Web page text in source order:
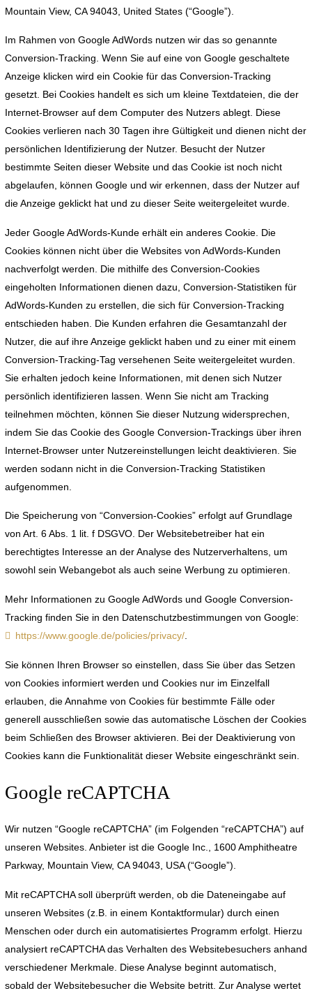
Mountain View, CA 94043, United States (“Google”).
Im Rahmen von Google AdWords nutzen wir das so genannte
Conversion-Tracking. Wenn Sie auf eine von Google geschaltete
Anzeige klicken wird ein Cookie für das Conversion-Tracking
gesetzt. Bei Cookies handelt es sich um kleine Textdateien, die der
Internet-Browser auf dem Computer des Nutzers ablegt. Diese
Cookies verlieren nach 30 Tagen ihre Gültigkeit und dienen nicht der
persönlichen Identifizierung der Nutzer. Besucht der Nutzer
bestimmte Seiten dieser Website und das Cookie ist noch nicht
abgelaufen, können Google und wir erkennen, dass der Nutzer auf
die Anzeige geklickt hat und zu dieser Seite weitergeleitet wurde.
Jeder Google AdWords-Kunde erhält ein anderes Cookie. Die
Cookies können nicht über die Websites von AdWords-Kunden
nachverfolgt werden. Die mithilfe des Conversion-Cookies
eingeholten Informationen dienen dazu, Conversion-Statistiken für
AdWords-Kunden zu erstellen, die sich für Conversion-Tracking
entschieden haben. Die Kunden erfahren die Gesamtanzahl der
Nutzer, die auf ihre Anzeige geklickt haben und zu einer mit einem
Conversion-Tracking-Tag versehenen Seite weitergeleitet wurden.
Sie erhalten jedoch keine Informationen, mit denen sich Nutzer
persönlich identifizieren lassen. Wenn Sie nicht am Tracking
teilnehmen möchten, können Sie dieser Nutzung widersprechen,
indem Sie das Cookie des Google Conversion-Trackings über ihren
Internet-Browser unter Nutzereinstellungen leicht deaktivieren. Sie
werden sodann nicht in die Conversion-Tracking Statistiken
aufgenommen.
Die Speicherung von “Conversion-Cookies” erfolgt auf Grundlage
von Art. 6 Abs. 1 lit. f DSGVO. Der Websitebetreiber hat ein
berechtigtes Interesse an der Analyse des Nutzerverhaltens, um
sowohl sein Webangebot als auch seine Werbung zu optimieren.
Mehr Informationen zu Google AdWords und Google Conversion-
Tracking finden Sie in den Datenschutzbestimmungen von Google:
https://www.google.de/policies/privacy/
Sie können Ihren Browser so einstellen, dass Sie über das Setzen
von Cookies informiert werden und Cookies nur im Einzelfall
erlauben, die Annahme von Cookies für bestimmte Fälle oder
generell ausschließen sowie das automatische Löschen der Cookies
beim Schließen des Browser aktivieren. Bei der Deaktivierung von
Cookies kann die Funktionalität dieser Website eingeschränkt sein.
Google reCAPTCHA
Wir nutzen “Google reCAPTCHA” (im Folgenden “reCAPTCHA”) auf
unseren Websites. Anbieter ist die Google Inc., 1600 Amphitheatre
Parkway, Mountain View, CA 94043, USA (“Google”).
Mit reCAPTCHA soll überprüft werden, ob die Dateneingabe auf
unseren Websites (z.B. in einem Kontaktformular) durch einen
Menschen oder durch ein automatisiertes Programm erfolgt. Hierzu
analysiert reCAPTCHA das Verhalten des Websitebesuchers anhand
verschiedener Merkmale. Diese Analyse beginnt automatisch,
sobald der Websitebesucher die Website betritt. Zur Analyse wertet